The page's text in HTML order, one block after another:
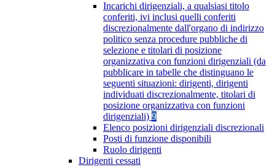
Incarichi dirigenziali, a qualsiasi titolo
conferiti, ivi inclusi quelli conferiti
discrezionalmente dall'organo di indirizzo
politico senza procedure pubbliche di
selezione e titolari di posizione
organizzativa con funzioni dirigenziali (da
pubblicare in tabelle che distinguano le
seguenti situazioni: dirigenti, dirigenti
individuati discrezionalmente, titolari di
posizione organizzativa con funzioni
dirigenziali) 9
Elenco posizioni dirigenziali discrezionali
Posti di funzione disponibili
Ruolo dirigenti
Dirigenti cessati